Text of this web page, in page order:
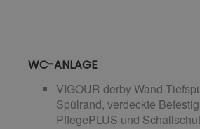
WC-ANLAGE
VIGOUR derby Wand-
Spülrand, verdeckte
PflegePLUS und